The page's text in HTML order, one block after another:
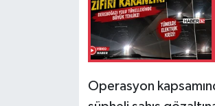
Operasyon